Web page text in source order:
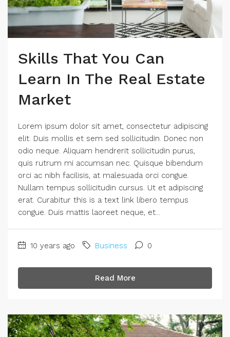
Skills That You Can
Learn In The Real Estate
Market
Lorem ipsum dolor sit amet, consectetur adipiscing
elit. Duis mollis et sem sed sollicitudin. Donec non
odio neque. Aliquam hendrerit sollicitudin purus,
quis rutrum mi accumsan nec. Quisque bibendum
orci ac nibh facilisis, at malesuada orci congue.
Nullam tempus sollicitudin cursus. Ut et adipiscing
erat. Curabitur this is a text link libero tempus
congue. Duis mattis laoreet neque, et...
10 years ago Business 0
Read More